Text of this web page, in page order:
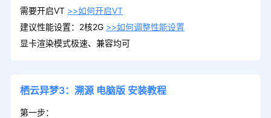
需要开启VT >>如何开启VT
建议性能设置：2核2G >>如何调整性能设置
显卡渲染模式极速、兼容均可
栖云异梦3：溯源 电脑版 安装教程
第一步：